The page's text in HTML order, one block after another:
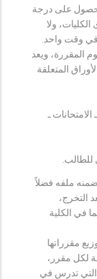
على درجة
ولا
وقت واحد.
المقررة، ويعد
المتعلقة
ـ
ملفه فضلاً
التخرج،
في الكلية
مقرراتها
لكل مقرر،
التي تدرس في